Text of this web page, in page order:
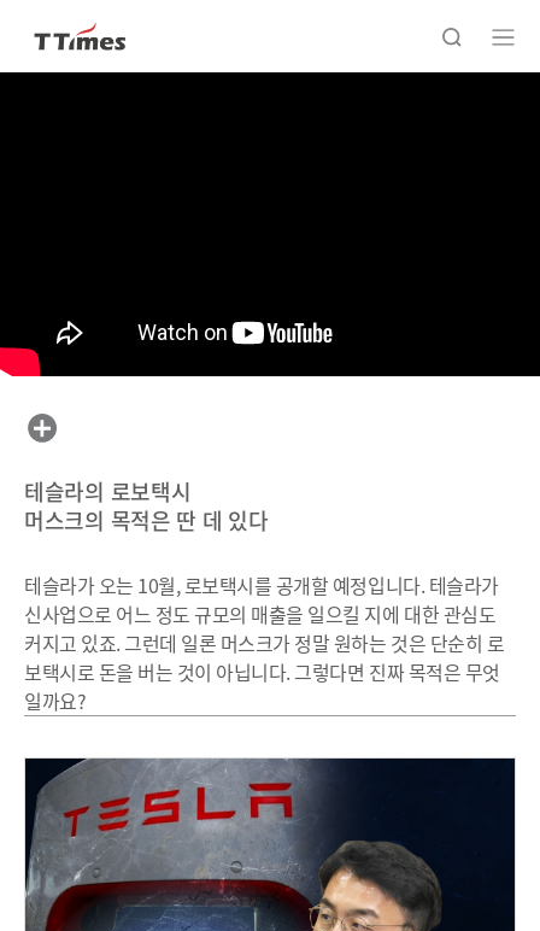
테슬라의 로보택시
머스크의 목적은 딴 데 있다
테슬라가 오는 10월, 로보택시를 공개할 예정입니다. 테슬라가
신사업으로 어느 정도 규모의 매출을 일으킬 지에 대한 관심도
커지고 있죠. 그런데 일론 머스크가 정말 원하는 것은 단순히 로
보택시로 돈을 버는 것이 아닙니다. 그렇다면 진짜 목적은 무엇
일까요?